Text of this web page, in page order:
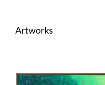
Artworks